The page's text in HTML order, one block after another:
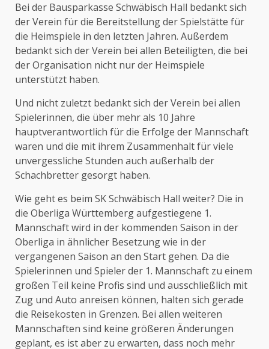
Bei der Bausparkasse Schwäbisch Hall bedankt sich
der Verein für die Bereitstellung der Spielstätte für
die Heimspiele in den letzten Jahren. Außerdem
bedankt sich der Verein bei allen Beteiligten, die bei
der Organisation nicht nur der Heimspiele
unterstützt haben.
Und nicht zuletzt bedankt sich der Verein bei allen
Spielerinnen, die über mehr als 10 Jahre
hauptverantwortlich für die Erfolge der Mannschaft
waren und die mit ihrem Zusammenhalt für viele
unvergessliche Stunden auch außerhalb der
Schachbretter gesorgt haben.
Wie geht es beim SK Schwäbisch Hall weiter? Die in
die Oberliga Württemberg aufgestiegene 1.
Mannschaft wird in der kommenden Saison in der
Oberliga in ähnlicher Besetzung wie in der
vergangenen Saison an den Start gehen. Da die
Spielerinnen und Spieler der 1. Mannschaft zu einem
großen Teil keine Profis sind und ausschließlich mit
Zug und Auto anreisen können, halten sich gerade
die Reisekosten in Grenzen. Bei allen weiteren
Mannschaften sind keine größeren Änderungen
geplant, es ist aber zu erwarten, dass noch mehr